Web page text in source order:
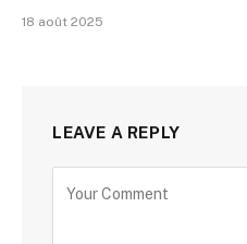
18 août 2025
LEAVE A REPLY